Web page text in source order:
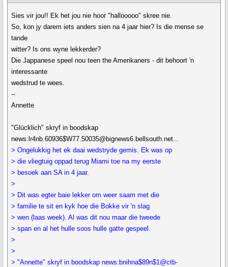
Sies vir jou!! Ek het jou nie hoor "hallooooo" skree nie.
So, kon jy darem iets anders sien na 4 jaar hier? Is die mense se
tande
witter? Is ons wyne lekkerder?
Die Jappanese speel nou teen the Amerikaners - dit behoort 'n
interessante
wedstrud te wees.
--
Annette
"Glücklich" skryf in boodskap
news:lr4nb.60936$W77.50035@bignews6.bellsouth.net...
> Ongelukkig het ek daai wedstryde gemis. Ek was op
> die vliegtuig oppad terug Miami toe na my eerste
> besoek aan SA in 4 jaar.
>
> Dit was egter baie lekker om weer saam met die
> familie te sit en kyk hoe die Bokke vir 'n slag
> wen (laas week). Al was dit nou maar die tweede
> span en al het hulle soos hulle gatte gespeel.
>
>
> "Annette" skryf in boodskap news:bnihna$89n$1@ctb-